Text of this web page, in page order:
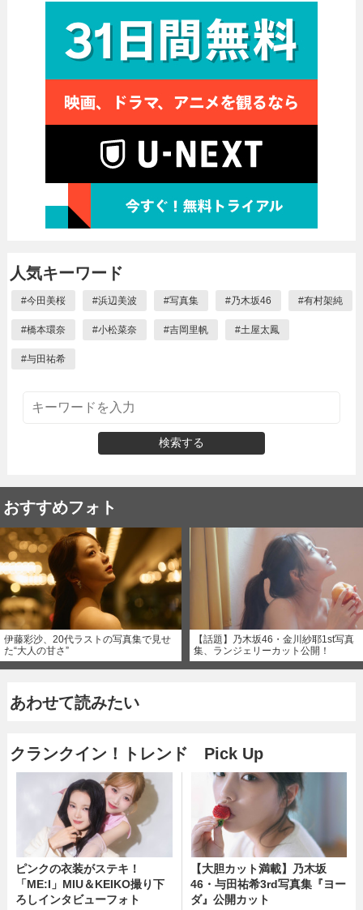
人気キーワード
#今田美桜 #浜辺美波 #写真集 #乃木坂46 #有村架純
#橋本環奈 #小松菜奈 #吉岡里帆 #土屋太鳳
#与田祐希
検索する
おすすめフォト
伊藤彩沙、20代ラストの写真集で見せ
た“大人の甘さ”
【話題】乃木坂46・金川紗耶1st写真
集、ランジェリーカット公開！
あわせて読みたい
クランクイン！トレンド Pick Up
ピンクの衣装がステキ！
「ME:I」MIU＆KEIKO撮り下
ろしインタビューフォト
【大胆カット満載】乃木坂
46・与田祐希3rd写真集『ヨー
ダ』公開カット